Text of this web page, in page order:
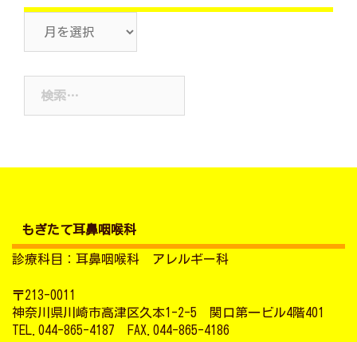
もぎたて耳鼻咽喉科
診療科目：耳鼻咽喉科 アレルギー科
〒213-0011
神奈川県川崎市高津区久本1-2-5 関口第一ビル4階401
TEL.044-865-4187 FAX.044-865-4186